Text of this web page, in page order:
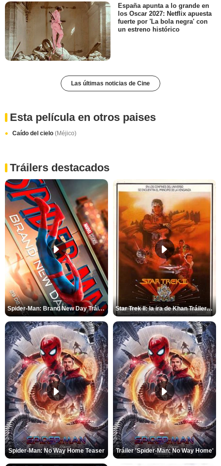
España apunta a lo grande en
los Oscar 2027: Netflix apuesta
fuerte por 'La bola negra' con
un estreno histórico
Las últimas noticias de Cine
Esta película en otros paises
Caído del cielo (Méjico)
Tráilers destacados
Spider-Man: Brand New Day Tráiler (3) Star Trek II: la ira de Khan Tráiler VO
Spider-Man: No Way Home Teaser Tráiler 'Spider-Man: No Way Home'